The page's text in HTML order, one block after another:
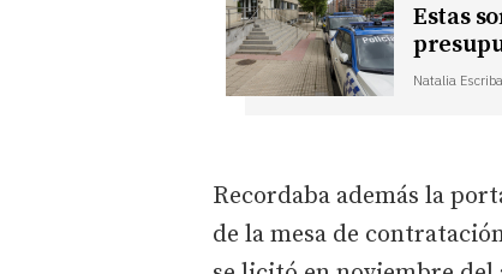
Estas
Natalia
Recordaba además la
de la mesa de